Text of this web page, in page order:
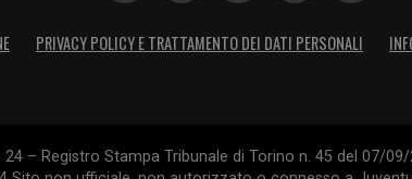
PRIVACY POLICY E TRATTAMENTO DEI DATI PERSONALI
– Registro Stampa Tribunale di Torino n. 45 del 07/